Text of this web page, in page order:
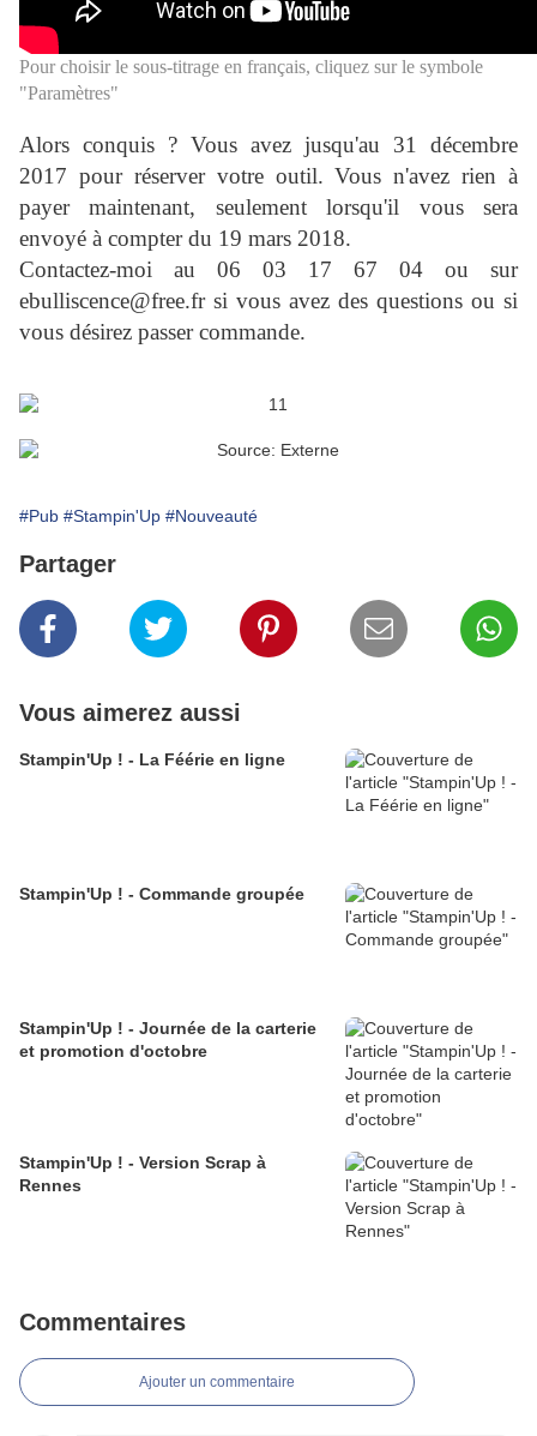
Pour choisir le sous-titrage en français, cliquez sur le symbole
"Paramètres"
Alors conquis ? Vous avez jusqu'au 31 décembre
2017 pour réserver votre outil. Vous n'avez rien à
payer maintenant, seulement lorsqu'il vous sera
envoyé à compter du 19 mars 2018.
Contactez-moi au 06 03 17 67 04 ou sur
ebulliscence@free.fr si vous avez des questions ou si
vous désirez passer commande.
#Pub #Stampin'Up #Nouveauté
Partager
Vous aimerez aussi
Stampin'Up ! - La Féérie en ligne
Stampin'Up ! - Commande groupée
Stampin'Up ! - Journée de la carterie
et promotion d'octobre
Stampin'Up ! - Version Scrap à
Rennes
Commentaires
Ajouter un commentaire